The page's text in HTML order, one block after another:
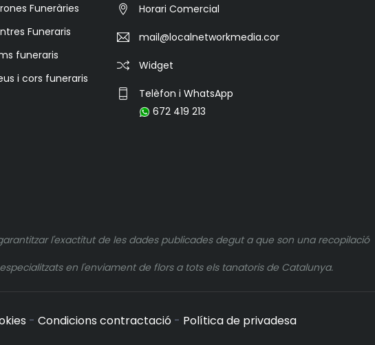
Funeràries
Funeraris
funeraris
i cors funeraris
Horari Comercial
mail@localnetworkmedia.com
Widget
Telèfon i WhatsApp
672 419 213
l'exactitut de les dades publicades degut a que son una recopilació
en l'enviament de flors a tots els tanatoris de Catalunya.
- Condicions contractació - Política de privadesa